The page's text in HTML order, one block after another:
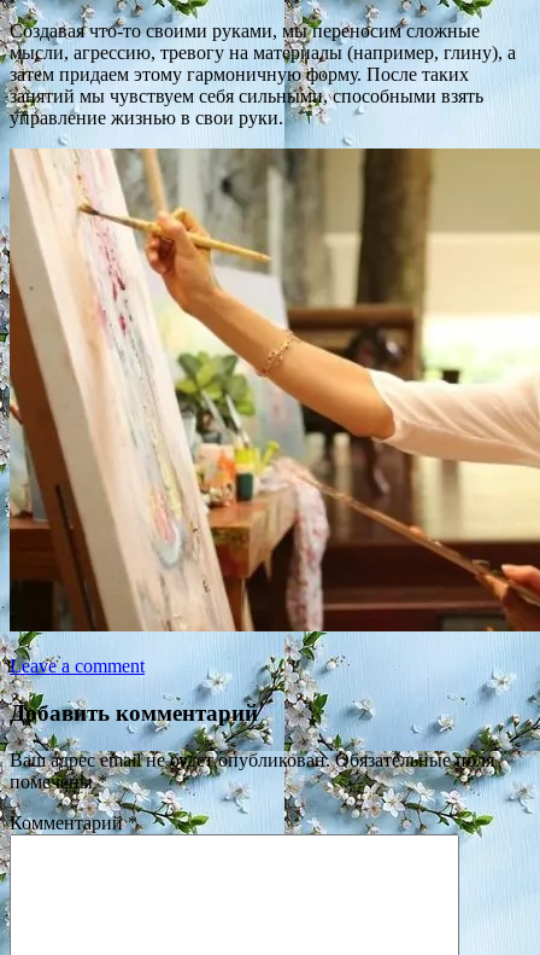
Создавая что-то своими руками, мы переносим сложные
мысли, агрессию, тревогу на материалы (например, глину), а
затем придаем этому гармоничную форму. После таких
занятий мы чувствуем себя сильными, способными взять
управление жизнью в свои руки.
Leave a comment
Добавить комментарий
Ваш адрес email не будет опубликован. Обязательные поля
помечены*
Комментарий*